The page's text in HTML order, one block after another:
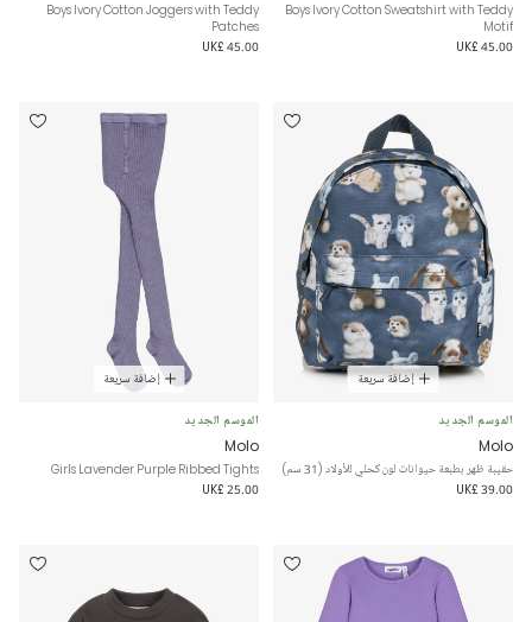
Boys Ivory Cotton Sweatshirt with Teddy
Motif
UK£ 45.00
Boys Ivory Cotton Joggers with Teddy
Patches
UK£ 45.00
إضافة سريعة
الموسم الجديد
Molo
حقيبة ظهر بطبعة حيوانات لون كحلي للأولاد (31 سم)
UK£ 39.00
إضافة سريعة
الموسم الجديد
Molo
Girls Lavender Purple Ribbed Tights
UK£ 25.00